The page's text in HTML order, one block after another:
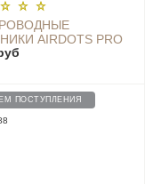
AIRDOTS PRO
ПОСТУПЛЕНИЯ